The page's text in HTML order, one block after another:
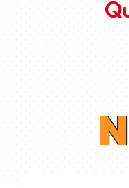
N